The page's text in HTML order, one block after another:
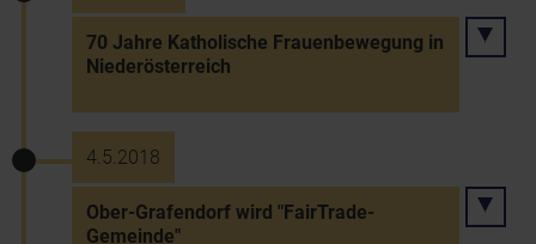
70 Jahre Katholische Frauenbewegung in
Niederösterreich
4.5.2018
Ober-Grafendorf wird "FairTrade-
Gemeinde"